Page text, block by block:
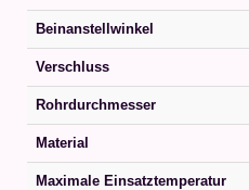
Beinanstellwinkel
Verschluss
Rohrdurchmesser
Material
Maximale Einsatztemperatur